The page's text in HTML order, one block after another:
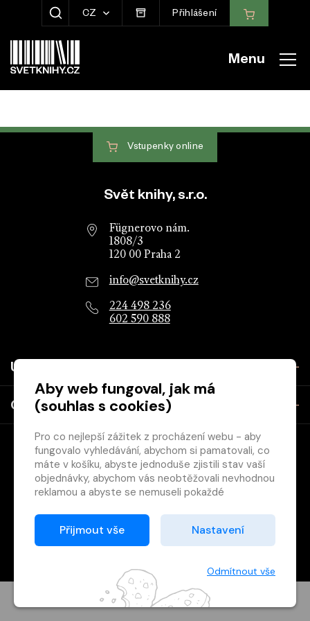
ZOBRAZIT HLEDÁNÍ
CZ Přihlášení
Menu
Patička webu
Vstupenky online
Svět knihy, s.r.o.
Fügnerovo nám.
1808/3
120 00 Praha 2
info@svetknihy.cz
224 498 236
602 590 888
Užitečné
O společnosti
Copyright © 2026 Svět knihy, s.r.o. - společnost Svazu českých
knihkupců a nakladatelů.
Grand IT s.r.o.
Aby web fungoval, jak má
(souhlas s cookies)
Pro co nejlepší zážitek z procházení webu - aby
fungovalo vyhledávání, abychom si pamatovali, co
máte v košíku, abyste jednoduše zjistili stav vaší
objednávky, abychom vás neobtěžovali nevhodnou
reklamou a abyste se nemuseli pokaždé
Proto od vás potřebujeme souhlas se
zpracováním souborů cookies
Děkujeme, že nám ho dáte a pomůžete nám tak
Přijmout vše Nastavení
Odmítnout vše